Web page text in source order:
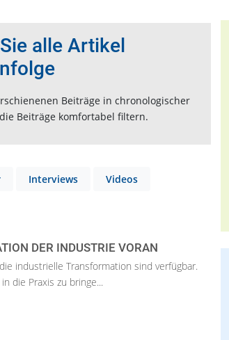
alle Artikel
Beiträge in chronologischer
Beiträge komfortabel filtern.
Interviews Videos
DER INDUSTRIE VORAN
industrielle Transformation sind verfügbar.
die Praxis zu bringe...